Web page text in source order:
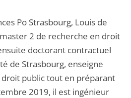
Po Strasbourg, Louis de
2 de recherche en droit
doctorant contractuel
de Strasbourg, enseigne
public tout en préparant
2019, il est ingénieur